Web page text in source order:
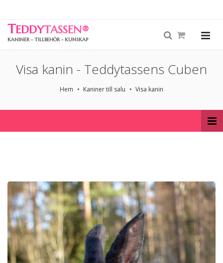
TEDDYTASSEN®
KANINER - TILLBEHÖR - KUNSKAP
Visa kanin - Teddytassens Cuben
Hem Kaniner till salu Visa kanin